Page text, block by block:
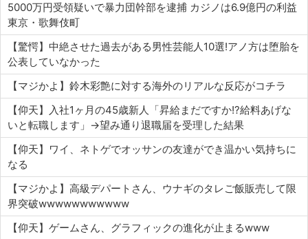
5000万円受領疑いで暴力団幹部を逮捕 カジノは6.9億円の利益
東京・歌舞伎町
【驚愕】中絶させた過去がある男性芸能人10選!アノ方は堕胎を
公表していなかった
【マジかよ】鈴木彩艶に対する海外のリアルな反応がコチラ
【仰天】入社1ヶ月の45歳新人「昇給まだですか!?給料あげな
いと転職します」→望み通り退職届を受理した結果
【仰天】ワイ、ネトゲでオッサンの友達ができ温かい気持ちに
なる
【マジかよ】高級デパートさん、ウナギのタレご飯販売して限
界突破wwwwwwwwwww
【仰天】ゲームさん、グラフィックの進化が止まるwww